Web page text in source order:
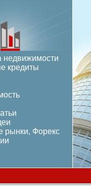
недвижимости
кредиты
рынки, Форекс